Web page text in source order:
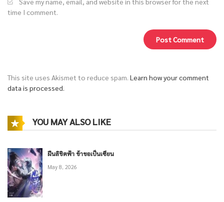
time I comment.
This site uses Akismet to reduce spam. Learn how your comment
data is processed.
YOU MAY ALSO LIKE
ฝืนลิขิตฟ้า ข้าขอเป็นเซียน
May 8, 2026